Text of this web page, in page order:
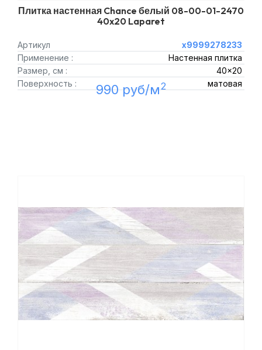
Плитка настенная Chance белый 08-00-01-2470
40x20 Laparet
Артикул
х9999278233
Применение :
Настенная плитка
Размер, см :
40x20
Поверхность :
матовая
990 руб/м2